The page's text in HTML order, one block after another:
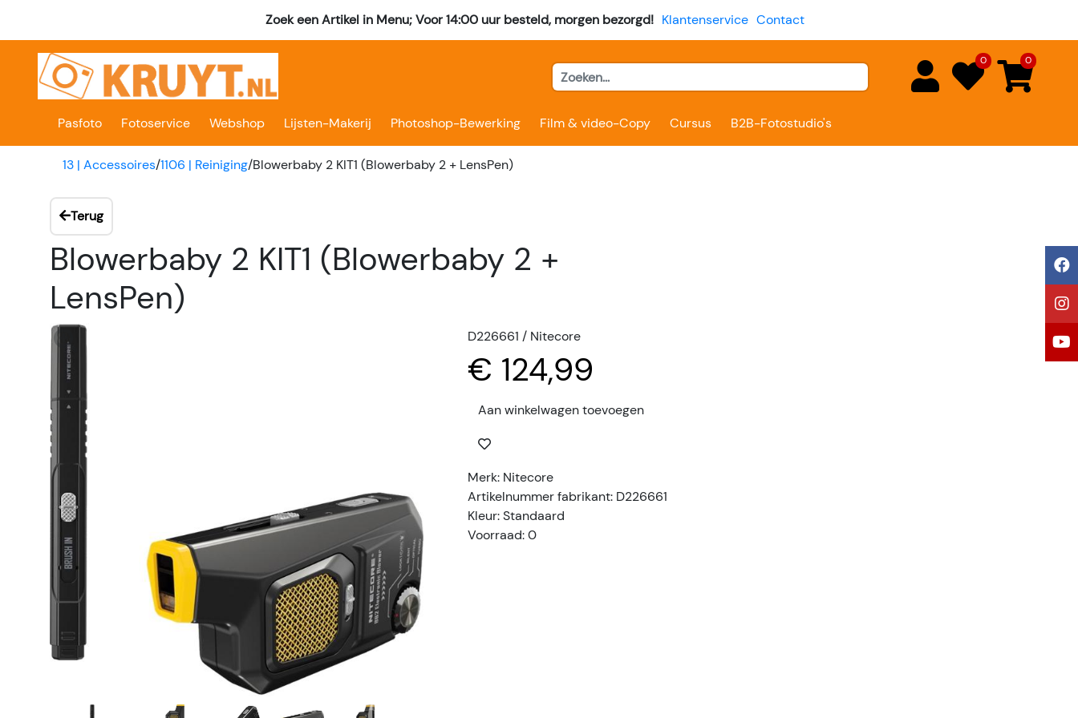
Zoek een Artikel in Menu; Voor 14:00 uur besteld, morgen bezorgd! Klantenservice Contact
0 0
Pasfoto Fotoservice Webshop Lijsten-Makerij Photoshop-Bewerking Film & video-Copy Cursus B2B-Fotostudio's
13 | Accessoires/1106 | Reiniging/Blowerbaby 2 KIT1 (Blowerbaby 2 + LensPen)
Terug
Blowerbaby 2 KIT1 (Blowerbaby 2 +
LensPen)
D226661 / Nitecore
€ 124,99
Aan winkelwagen toevoegen
Merk: Nitecore
Artikelnummer fabrikant: D226661
Kleur: Standaard
Voorraad: 0